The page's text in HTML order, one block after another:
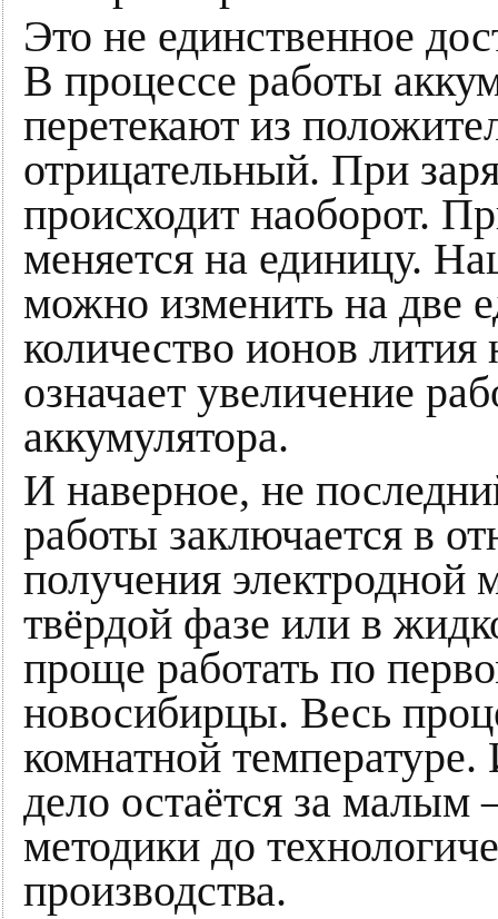
Это не единственное
В процессе работы
перетекают из
отрицательный. При
происходит наоборот.
меняется на единицу.
можно изменить на две
количество ионов
означает увеличение
аккумулятора.
И наверное, не
работы заключается в
получения
твёрдой фазе или в
проще работать по
новосибирцы. Весь
комнатной
дело остаётся за малым
методики до
производства.